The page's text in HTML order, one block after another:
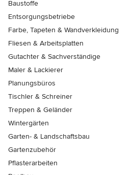
Baustoffe
Entsorgungsbetriebe
Farbe, Tapeten & Wandverkleidung
Fliesen & Arbeitsplatten
Gutachter & Sachverständige
Maler & Lackierer
Planungsbüros
Tischler & Schreiner
Treppen & Geländer
Wintergärten
Garten- & Landschaftsbau
Gartenzubehör
Pflasterarbeiten